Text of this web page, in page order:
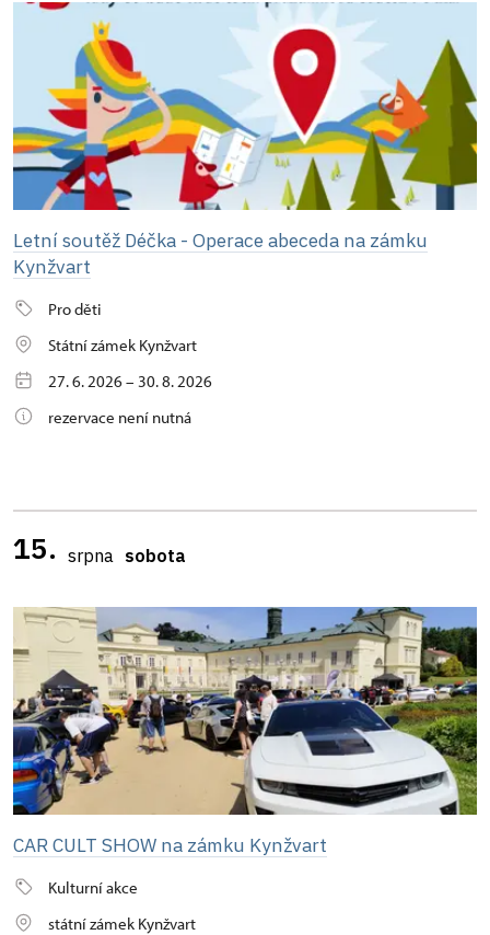
Letní soutěž Déčka - Operace abeceda na zámku
Kynžvart
Pro děti
Státní zámek Kynžvart
27. 6. 2026 – 30. 8. 2026
rezervace není nutná
15. srpna sobota
CAR CULT SHOW na zámku Kynžvart
Kulturní akce
státní zámek Kynžvart